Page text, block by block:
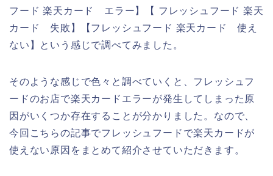
フード 楽天カード エラー】【 フレッシュフード 楽天
カード 失敗】【フレッシュフード 楽天カード 使え
ない】という感じで調べてみました。
そのような感じで色々と調べていくと、フレッシュフ
ードのお店で楽天カードエラーが発生してしまった原
因がいくつか存在することが分かりました。なので、
今回こちらの記事でフレッシュフードで楽天カードが
使えない原因をまとめて紹介させていただきます。